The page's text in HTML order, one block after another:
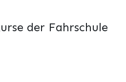
der Fahrschule